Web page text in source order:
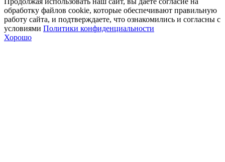
обработку файлов cookie, которые обеспечивают правильную
работу сайта, и подтверждаете, что ознакомились и согласны с
условиями Политики конфиденциальности
Хорошо